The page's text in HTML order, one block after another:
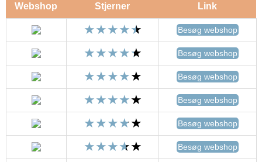
Webshop Stjerner Link
Besøg webshop
Besøg webshop
Besøg webshop
Besøg webshop
Besøg webshop
Besøg webshop